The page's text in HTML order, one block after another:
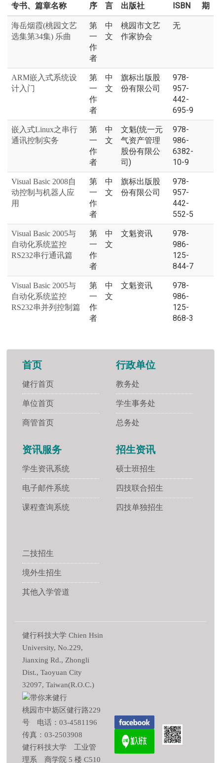
专书、篇章名称
序
言
出版社 ISBN
期
海岳烟霞(桃园文艺
选集第34集) 乐曲
第
一
作
者
中
文
桃园市文艺
作家协会
无
ARM嵌入式系统设
计入门
第
一
作
者
中
文
旗标出版股
份有限公司
978-
957-
442-
695-9
嵌入式Linux之串行
通讯控制实务
第
一
作
者
中
文
文魁(统一元
气资产管理
股份有限公
司)
978-
986-
6382-
10-9
Visual Basic 2008自
动控制与机器人应
用
第
一
作
者
中
文
旗标出版股
份有限公司
978-
957-
442-
552-5
Visual Basic 2005与
自动化系统监控
RS232串行通讯篇
第
一
作
者
中
文
文魁资讯
978-
986-
125-
844-7
Visual Basic 2005与
自动化系统监控
RS232串并列控制篇
第
一
作
者
中
文
文魁资讯
978-
986-
125-
868-3
首页
健行首页
单位首页
商管首页
行政单位
教务处
学生事务处
总务处
资讯服务
学生资讯系统
电子邮件系统
课程查询系统
招生资讯
硕士班招生
四技联合招生
四技单独招生
二技招生
境外生招生
其他入学管道
健行科技大学 Chien Hsin
University, No.229,
Jianxing Rd., Zhongli
Dist., Taoyuan City
32097, Taiwan(R.O.C.)
桃园市中坜区健行路229
号 电话：03-4581196
传真：03-2503908
健行科技大学 工业管
理系 商学院 5 楼 C510